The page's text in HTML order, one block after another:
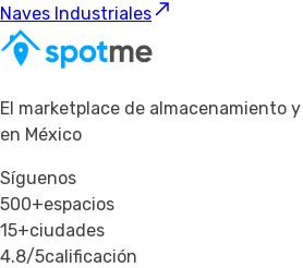
Naves Industriales
El marketplace de almacenamiento
en México
Síguenos
500+espacios
15+ciudades
4.8/5calificación